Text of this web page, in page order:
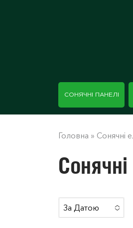
СОНЯЧНІ ПАНЕЛІ
Головна » Сонячні
За Датою